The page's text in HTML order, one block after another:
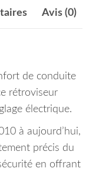
Avis (0)
de conduite
rétroviseur
électrique.
à aujourd’hui,
précis du
en offrant